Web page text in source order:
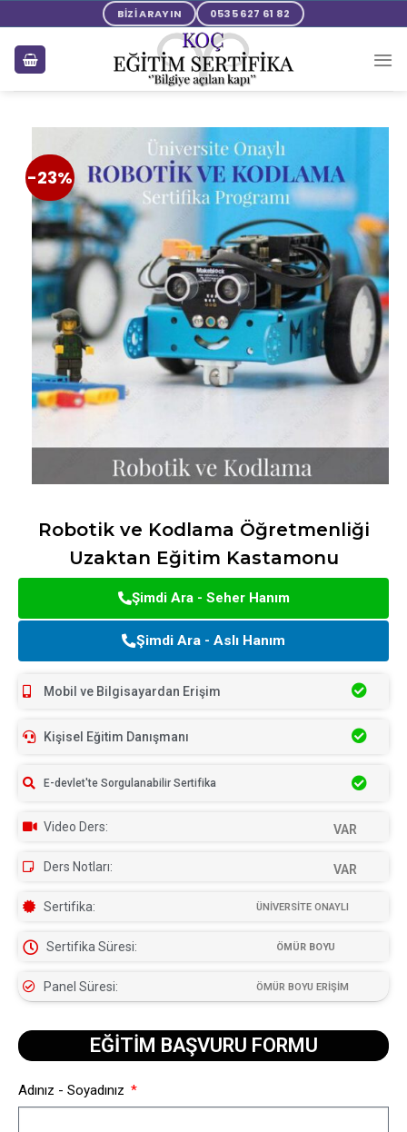
BİZİ ARAYIN 0535 627 61 82
-23%
Robotik ve Kodlama Öğretmenliği
Uzaktan Eğitim Kastamonu
Şimdi Ara - Seher Hanım
Şimdi Ara - Aslı Hanım
Mobil ve Bilgisayardan Erişim
Kişisel Eğitim Danışmanı
E-devlet'te Sorgulanabilir Sertifika
Video Ders: VAR
Ders Notları: VAR
Sertifika: ÜNİVERSİTE ONAYLI
Sertifika Süresi: ÖMÜR BOYU
Panel Süresi: ÖMÜR BOYU ERİŞİM
EĞİTİM BAŞVURU FORMU​
Adınız - Soyadınız